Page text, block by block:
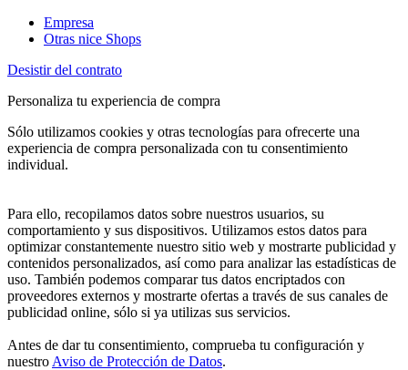
Empresa
Otras nice Shops
Desistir del contrato
Personaliza tu experiencia de compra
Sólo utilizamos cookies y otras tecnologías para ofrecerte una
experiencia de compra personalizada con tu consentimiento
individual.
Para ello, recopilamos datos sobre nuestros usuarios, su
comportamiento y sus dispositivos. Utilizamos estos datos para
optimizar constantemente nuestro sitio web y mostrarte publicidad y
contenidos personalizados, así como para analizar las estadísticas de
uso. También podemos comparar tus datos encriptados con
proveedores externos y mostrarte ofertas a través de sus canales de
publicidad online, sólo si ya utilizas sus servicios.
Antes de dar tu consentimiento, comprueba tu configuración y
nuestro Aviso de Protección de Datos.